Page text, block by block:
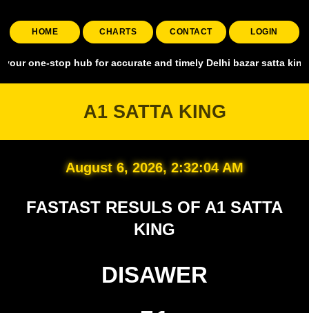
HOME CHARTS CONTACT LOGIN
hub for accurate and timely Delhi bazar satta king,
A1 SATTA KING
August 6, 2026, 2:32:05 AM
FASTAST RESULS OF A1 SATTA
KING
DISAWER